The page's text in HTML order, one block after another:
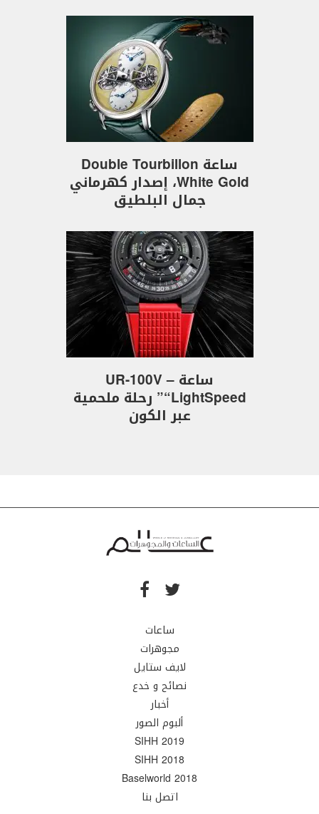
ساعة Double Tourbillon
White Gold، إصدار كهرماني
جمال البلطيق
ساعة UR-100V –
“LightSpeed” رحلة ملحمية
عبر الكون
ساعات
مجوهرات
لايف ستايل
نصائح و خدع
أخبار
ألبوم الصور
SIHH 2019
SIHH 2018
Baselworld 2018
اتصل بنا